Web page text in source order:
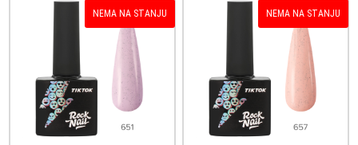
NEMA NA STANJU NEMA NA STANJU